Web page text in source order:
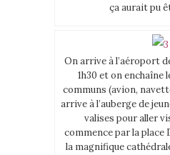
ça aurait pu
On arrive à l’aéroport
1h30 et on
communs (avion,
arrive à l’auberge de
valises pour aller
commence par la place
la magnifique